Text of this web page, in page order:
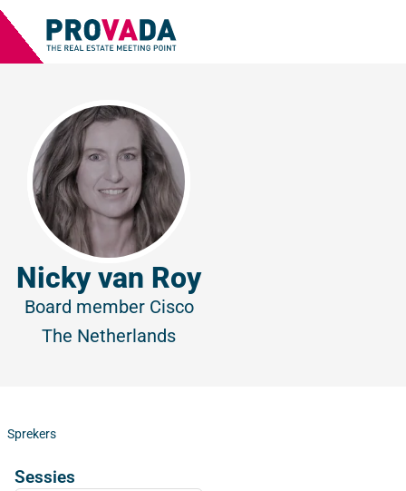
Nicky van Roy
Board member Cisco
The Netherlands
Sprekers
Sessies